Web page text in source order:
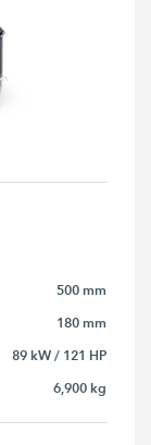
500 mm
180 mm
89 kW / 121 HP
6,900 kg